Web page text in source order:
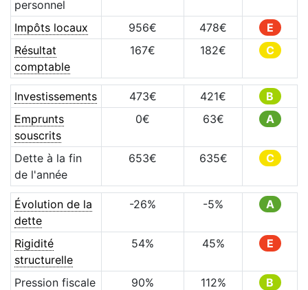
personnel
Impôts locaux 956€ 478€
E
Résultat
comptable
167€ 182€ C
Investissements 473€ 421€
B
Emprunts
souscrits
0€ 63€ A
Dette à la fin
de l'année
653€ 635€ C
Évolution de la
dette
-26% -5% A
Rigidité
structurelle
54% 45% E
Pression fiscale 90% 112% B